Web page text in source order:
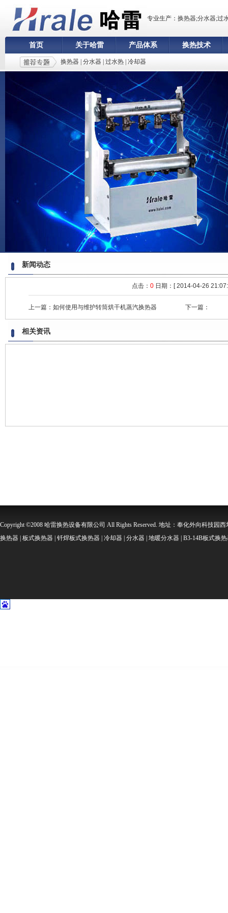
专业生产：换热器;分水器;过
首页 关于哈雷 产品体系 换热技术
换热器 分水器 过水热 冷却器
新闻动态
点击： 0日期：[ 2014-04-26
上一篇： 如何使用与维护转筒烘干机蒸汽换热器 下一篇：
相关资讯
Copyright ©2008 哈雷换热设备有限公司 All Rights Reserved. 地址：奉化外向科技园
换热器 | 板式换热器 | 钎焊板式换热器 | 冷却器 | 分水器 | 地暖分水器 | B3-14B板式换